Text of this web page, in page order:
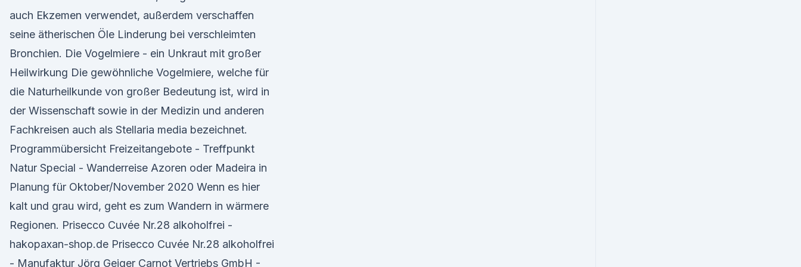
auch Ekzemen verwendet, außerdem verschaffen
seine ätherischen Öle Linderung bei verschleimten
Bronchien. Die Vogelmiere - ein Unkraut mit großer
Heilwirkung Die gewöhnliche Vogelmiere, welche für
die Naturheilkunde von großer Bedeutung ist, wird in
der Wissenschaft sowie in der Medizin und anderen
Fachkreisen auch als Stellaria media bezeichnet.
Programmübersicht Freizeitangebote - Treffpunkt
Natur Special - Wanderreise Azoren oder Madeira in
Planung für Oktober/November 2020 Wenn es hier
kalt und grau wird, geht es zum Wandern in wärmere
Regionen. Prisecco Cuvée Nr.28 alkoholfrei -
hakopaxan-shop.de Prisecco Cuvée Nr.28 alkoholfrei
- Manufaktur Jörg Geiger Carnot Vertriebs GmbH -